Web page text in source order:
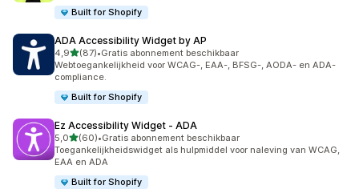
Built for Shopify
ADA Accessibility Widget by AP
4,9van 5 sterren
(87)
87 recensies in totaal
•Gratis abonnement beschikbaar
Webtoegankelijkheid voor WCAG-, EAA-, BFSG-, AODA- en ADA-
compliance.
Built for Shopify
Ez Accessibility Widget ‑ ADA
5,0van 5 sterren
(60)
60 recensies in totaal
•Gratis abonnement beschikbaar
Toegankelijkheidswidget als hulpmiddel voor naleving van WCAG,
EAA en ADA
Built for Shopify